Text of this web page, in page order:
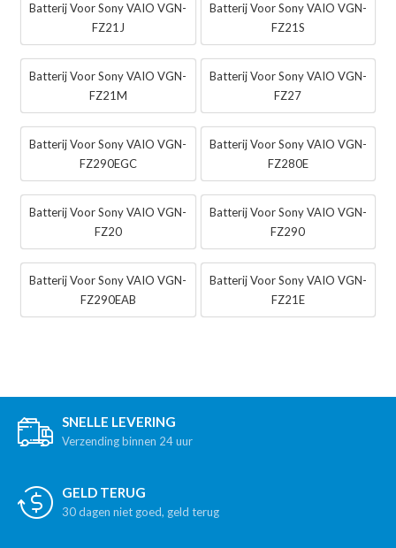
Batterij Voor Sony VAIO VGN-
FZ21J
Batterij Voor Sony VAIO VGN-
FZ21S
Batterij Voor Sony VAIO VGN-
FZ21M
Batterij Voor Sony VAIO VGN-
FZ27
Batterij Voor Sony VAIO VGN-
FZ290EGC
Batterij Voor Sony VAIO VGN-
FZ280E
Batterij Voor Sony VAIO VGN-
FZ20
Batterij Voor Sony VAIO VGN-
FZ290
Batterij Voor Sony VAIO VGN-
FZ290EAB
Batterij Voor Sony VAIO VGN-
FZ21E
SNELLE LEVERING
Verzending binnen 24 uur
GELD TERUG
30 dagen niet goed, geld terug